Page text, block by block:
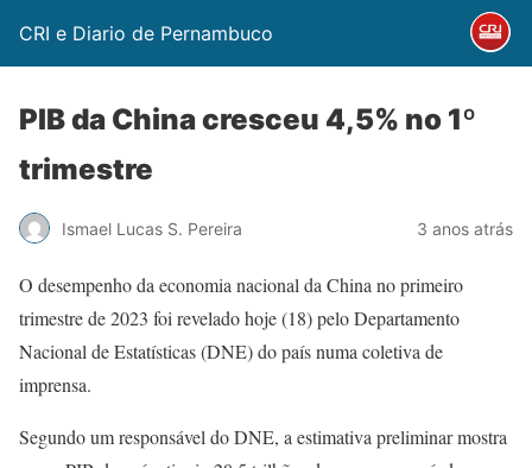
CRI e Diario de Pernambuco
PIB da China cresceu 4,5% no 1º
trimestre
Ismael Lucas S. Pereira 3 anos atrás
O desempenho da economia nacional da China no primeiro
trimestre de 2023 foi revelado hoje (18) pelo Departamento
Nacional de Estatísticas (DNE) do país numa coletiva de
imprensa.
Segundo um responsável do DNE, a estimativa preliminar mostra